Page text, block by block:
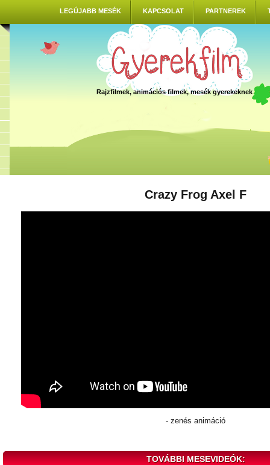
LEGÚJABB MESÉK KAPCSOLAT PARTNEREK
Rajzfilmek, animációs filmek, mesék gyerekeknek
Crazy Frog Axel F
- zenés animáció
TOVÁBBI MESEVIDEÓK: